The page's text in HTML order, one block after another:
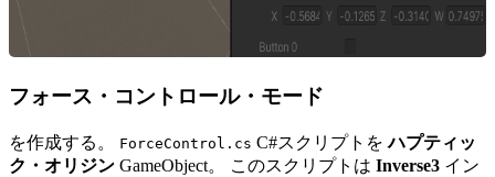
フォース・コントロール・モード
を作成する。 ForceControl.cs C#スクリプトをハプティッ
ク・オリジン GameObject。 このスクリプトは Inverse3 イン